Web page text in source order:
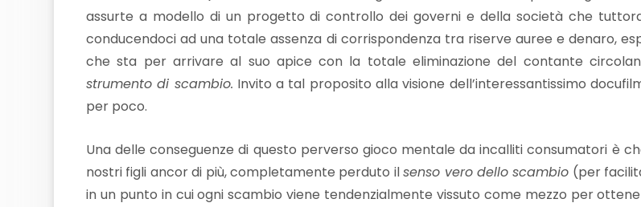
assurte a modello di un progetto di controllo dei governi e della società che
conducendoci ad una totale assenza di corrispondenza tra riserve auree e denaro,
che sta per arrivare al suo apice con la totale eliminazione del contante
strumento di scambio. Invito a tal proposito alla visione dell’interessantissimo
per poco.
Una delle conseguenze di questo perverso gioco mentale da incalliti consumatori è
nostri figli ancor di più, completamente perduto ilsenso vero dello scambio (per
in un punto in cui ogni scambio viene tendenzialmente vissuto come mezzo per